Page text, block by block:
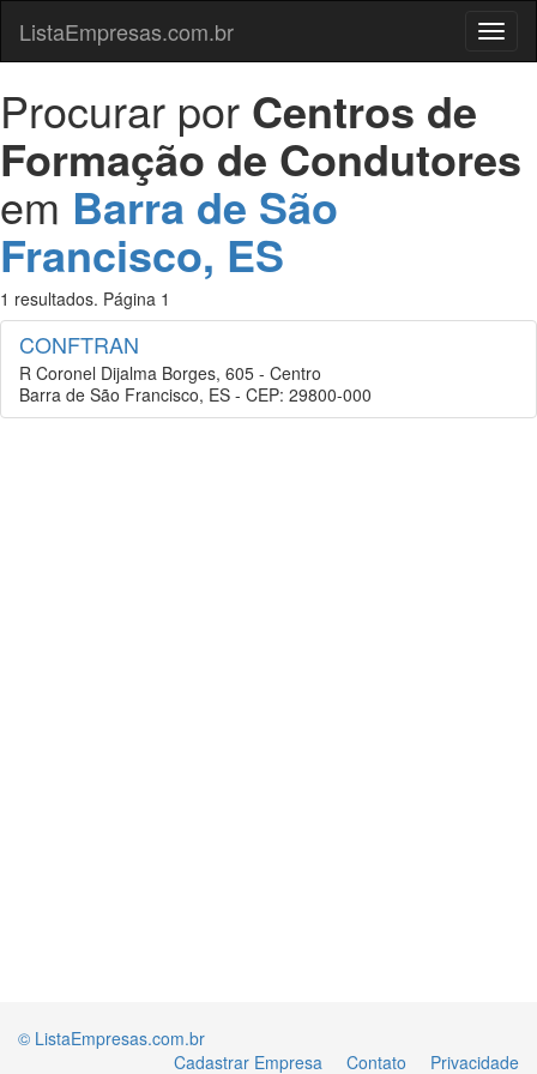
Menu
ListaEmpresas.com.br
Procurar por Centros de
Formação de Condutores
em Barra de São
Francisco, ES
1 resultados. Página 1
CONFTRAN
R Coronel Dijalma Borges, 605 - Centro
Barra de São Francisco, ES - CEP: 29800-000
© ListaEmpresas.com.br
Cadastrar Empresa
Contato Privacidade